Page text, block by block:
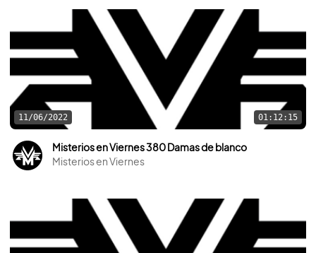
11/06/2022 01:12:15
Misterios en Viernes 380 Damas de blanco
Misterios en Viernes